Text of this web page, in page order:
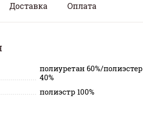
Доставка Оплата
полиуретан 60%/полиэстер
40%
полиэстр 100%